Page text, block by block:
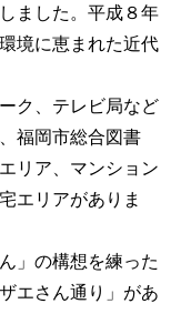
ました。平成８年
境に恵まれた近代
ク、テレビ局など
福岡市総合図書
リア、マンション
エリアがありま
」の構想を練った
エさん通り」があ